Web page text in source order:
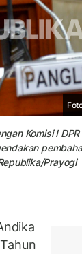
Komisi I
Prayogi